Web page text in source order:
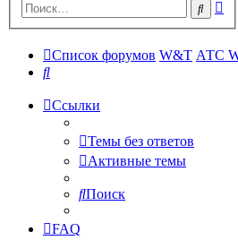
Поиск
Список форумов W&T АТС
Поиск
Ссылки
Темы без ответов
Активные темы
Поиск
FAQ